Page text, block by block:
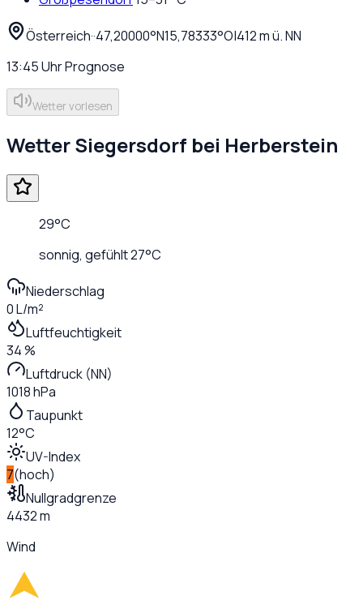
Österreich··47,20000°N15,78333°O|412m ü. NN
13:45UhrPrognose
Wetter vorlesen
WetterSiegersdorf bei Herberstein
29°C
sonnig, gefühlt27°C
Niederschlag
0 L/m²
Luftfeuchtigkeit
34 %
Luftdruck (NN)
1018 hPa
Taupunkt
12°C
UV-Index
7(hoch)
Nullgradgrenze
4432 m
Wind